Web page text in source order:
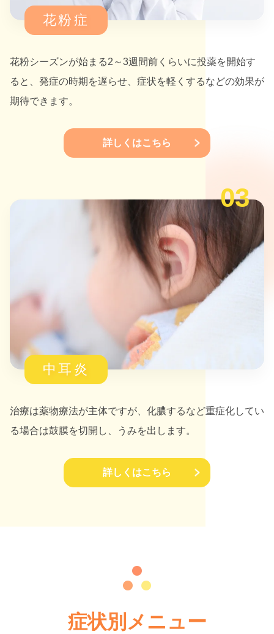
花粉症
花粉シーズンが始まる2～3週間前くらいに投薬を開始す
ると、発症の時期を遅らせ、症状を軽くするなどの効果が
期待できます。
詳しくはこちら
03
中耳炎
治療は薬物療法が主体ですが、化膿するなど重症化してい
る場合は鼓膜を切開し、うみを出します。
詳しくはこちら
症状別メニュー